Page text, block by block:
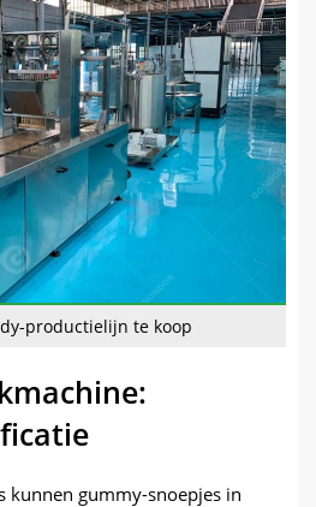
productielijn te koop
kunnen gummy-snoepjes in